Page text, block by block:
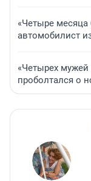
«Четыре
автомобилист
«Четырех
проболтался о